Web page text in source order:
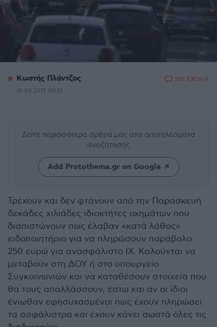
Κωστής Πλάντζος
18.06.2017, 09:51
263 ΣΧΟΛΙΑ
Δείτε περισσότερα άρθρα μας στα αποτελέσματα
αναζήτησης
Add Protothema.gr on Google
Τρέχουν και δεν φτάνουν από την Παρασκευή
δεκάδες χιλιάδες ιδιοκτήτες οχημάτων που
διαπιστώνουν πως έλαβαν «κατά λάθος»
ειδοποιητήριο για να πληρώσουν παράβολο
250 ευρώ για ανασφάλιστο ΙΧ. Καλούνται να
μεταβούν στη ΔΟΥ ή στο υπουργείο
Συγκοινωνιών και να καταθέσουν στοιχεία που
θα τους απαλλάσσουν, έστω και αν οι ίδιοι
ένιωθαν εφησυχασμένοι πως έχουν πληρώσει
τα ασφάλιστρα και έχουν κάνει σωστά όλες τις